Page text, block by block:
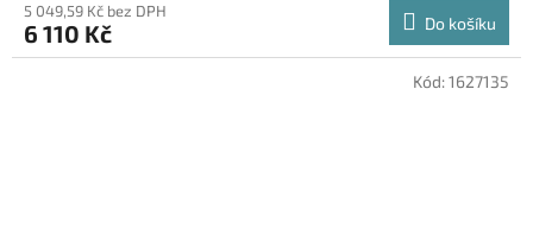
5 049,59 Kč bez DPH
6 110 Kč Do košíku
Kód:1627135